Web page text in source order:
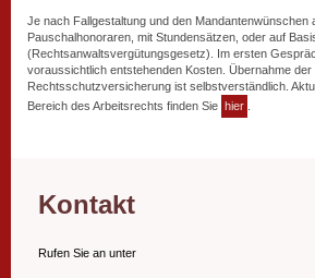
Je nach Fallgestaltung und den Mandantenwünschen
Pauschalhonoraren, mit Stundensätzen, oder auf
(Rechtsanwaltsvergütungsgesetz). Im ersten
voraussichtlich entstehenden Kosten. Übernahme
Rechtsschutzversicherung ist selbstverständlich.
Bereich des Arbeitsrechts finden Sie hier
Kontakt
Rufen Sie an unter